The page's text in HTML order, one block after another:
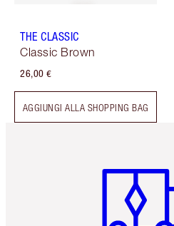
THE CLASSIC
Classic Brown
26,00 €
AGGIUNGI ALLA SHOPPING BAG